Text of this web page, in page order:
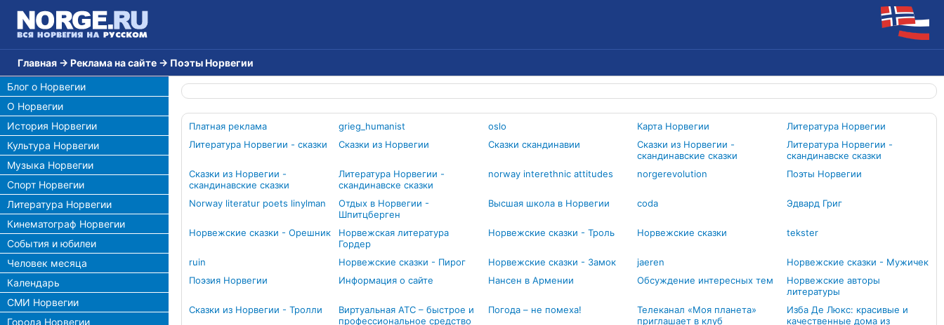
Главная → Реклама на сайте → Поэты Норвегии
Блог о Норвегии
О Норвегии
История Норвегии
Культура Норвегии
Музыка Норвегии
Спорт Норвегии
Литература Норвегии
Кинематограф Норвегии
События и юбилеи
Человек месяца
Календарь
СМИ Норвегии
Города Норвегии
Платная реклама grieg_humanist oslo Карта Норвегии
Литература Норвегии
Литература Норвегии - сказки
Сказки из Норвегии Сказки скандинавии
Сказки из Норвегии -
скандинавские сказки
Литература Норвегии -
скандинавске сказки
Сказки из Норвегии -
скандинавские сказки
Литература Норвегии -
скандинавске сказки
norway interethnic attitudes norgerevolution Поэты Норвегии
Norway literatur poets linylman
Отдых в Норвегии -
Шпитцберген
Высшая школа в Норвегии coda Эдвард Григ
Норвежские сказки - Орешник
Норвежская литература
Гордер
Норвежские сказки - Троль Норвежские сказки tekster
ruin Норвежские сказки - Пирог Норвежские сказки - Замок jaeren
Норвежские сказки - Мужичек
Поэзия Норвегии
Информация о сайте Нансен в Армении Обсуждение интересных тем
Норвежские авторы
литературы
Сказки из Норвегии - Тролли
Виртуальная АТС – быстрое и
профессиональное средство
Погода – не помеха!
Телеканал «Моя планета»
приглашает в клуб
Изба Де Люкс: красивые и
качественные дома из